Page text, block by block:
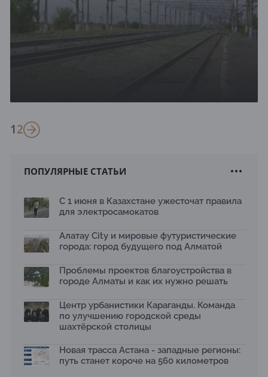
12
ПОПУЛЯРНЫЕ СТАТЬИ
С 1 июня в Казахстане ужесточат правила
для электросамокатов
Алатау City и мировые футуристические
города: город будущего под Алматой
Проблемы проектов благоустройства в
городе Алматы и как их нужно решать
Центр урбанистики Караганды. Команда
по улучшению городской среды
шахтёрской столицы
Новая трасса Астана - западные регионы:
путь станет короче на 560 километров